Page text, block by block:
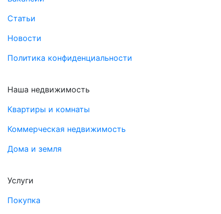
Статьи
Новости
Политика конфиденциальности
Наша недвижимость
Квартиры и комнаты
Коммерческая недвижимость
Дома и земля
Услуги
Покупка